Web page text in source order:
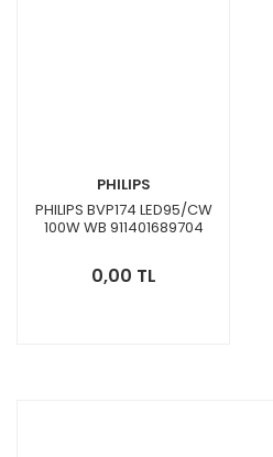
PHILIPS
PHILIPS BVP174 LED95/CW
100W WB 911401689704
0,00 TL